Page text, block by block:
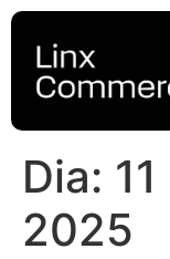
Dia:
2025